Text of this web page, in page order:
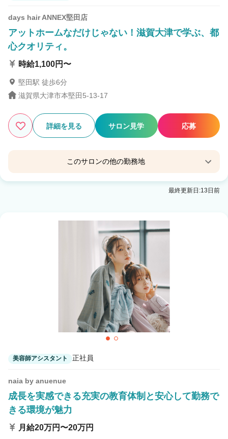
days hair ANNEX堅田店
アットホームなだけじゃない！滋賀大津で学ぶ、都
心クオリティ。
時給1,100円〜
堅田駅 徒歩6分
滋賀県大津市本堅田5-13-17
詳細を見る サロン見学 応募
このサロンの他の勤務地
days hair 西大津店
最終更新日:13日前
美容師アシスタント 正社員
naia by anuenue
成長を実感できる充実の教育体制と安心して勤務で
きる環境が魅力
月給20万円〜20万円